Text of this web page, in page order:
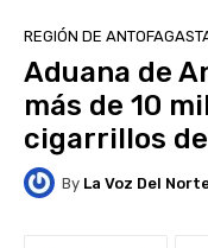
REGIÓN DE
Aduana de
más de 10
cigarrillos
By La Voz Del